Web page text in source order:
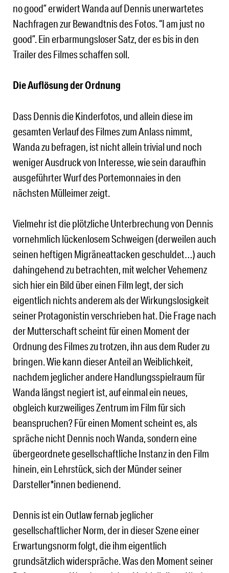
no good” erwidert Wanda auf Dennis unerwartetes
Nachfragen zur Bewandtnis des Fotos. “I am just no
good”. Ein erbarmungsloser Satz, der es bis in den
Trailer des Filmes schaffen soll.
Die Auflösung der Ordnung
Dass Dennis die Kinderfotos, und allein diese im
gesamten Verlauf des Filmes zum Anlass nimmt,
Wanda zu befragen, ist nicht allein trivial und noch
weniger Ausdruck von Interesse, wie sein daraufhin
ausgeführter Wurf des Portemonnaies in den
nächsten Mülleimer zeigt.
Vielmehr ist die plötzliche Unterbrechung von Dennis
vornehmlich lückenlosem Schweigen (derweilen auch
seinen heftigen Migräneattacken geschuldet…) auch
dahingehend zu betrachten, mit welcher Vehemenz
sich hier ein Bild über einen Film legt, der sich
eigentlich nichts anderem als der Wirkungslosigkeit
seiner Protagonistin verschrieben hat. Die Frage nach
der Mutterschaft scheint für einen Moment der
Ordnung des Filmes zu trotzen, ihn aus dem Ruder zu
bringen. Wie kann dieser Anteil an Weiblichkeit,
nachdem jeglicher andere Handlungsspielraum für
Wanda längst negiert ist, auf einmal ein neues,
obgleich kurzweiliges Zentrum im Film für sich
beanspruchen? Für einen Moment scheint es, als
spräche nicht Dennis noch Wanda, sondern eine
übergeordnete gesellschaftliche Instanz in den Film
hinein, ein Lehrstück, sich der Münder seiner
Darsteller*innen bedienend.
Dennis ist ein Outlaw fernab jeglicher
gesellschaftlicher Norm, der in dieser Szene einer
Erwartungsnorm folgt, die ihm eigentlich
grundsätzlich widerspräche. Was den Moment seiner